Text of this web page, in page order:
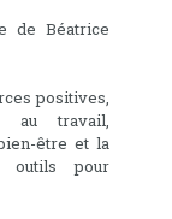
de Béatrice
positives,
au travail,
être et la
outils pour